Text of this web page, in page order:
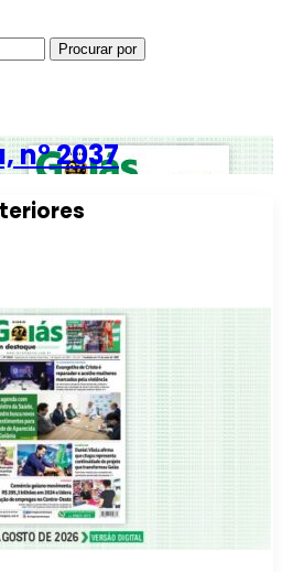
Procurar por
n° 2037